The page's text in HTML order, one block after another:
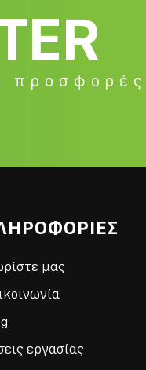
προσφορές
μας
εργασίας